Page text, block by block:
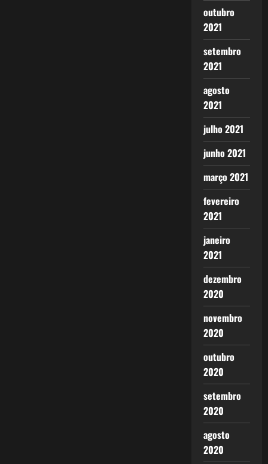
outubro
2021
setembro
2021
agosto
2021
julho 2021
junho 2021
março 2021
fevereiro
2021
janeiro
2021
dezembro
2020
novembro
2020
outubro
2020
setembro
2020
agosto
2020